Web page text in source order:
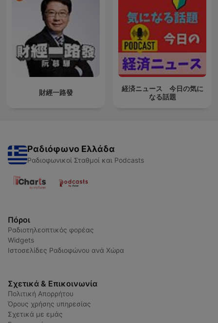
財經一路發
経済ニュース 今日の気に
なる話題
Ραδιόφωνο Ελλάδα
Ραδιοφωνικοί Σταθμοί και Podcasts
Πόροι
Ραδιοτηλεοπτικός φορέας
Widgets
Ιστοσελίδες Ραδιοφώνου ανά Χώρα
Σχετικά & Επικοινωνία
Πολιτική Απορρήτου
Όρους χρήσης υπηρεσίας
Σχετικά με εμάς